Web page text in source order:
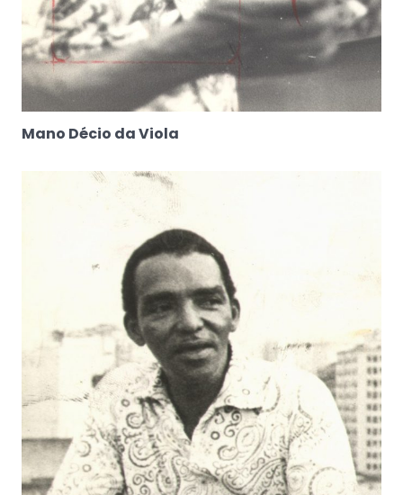
Mano Décio da Viola